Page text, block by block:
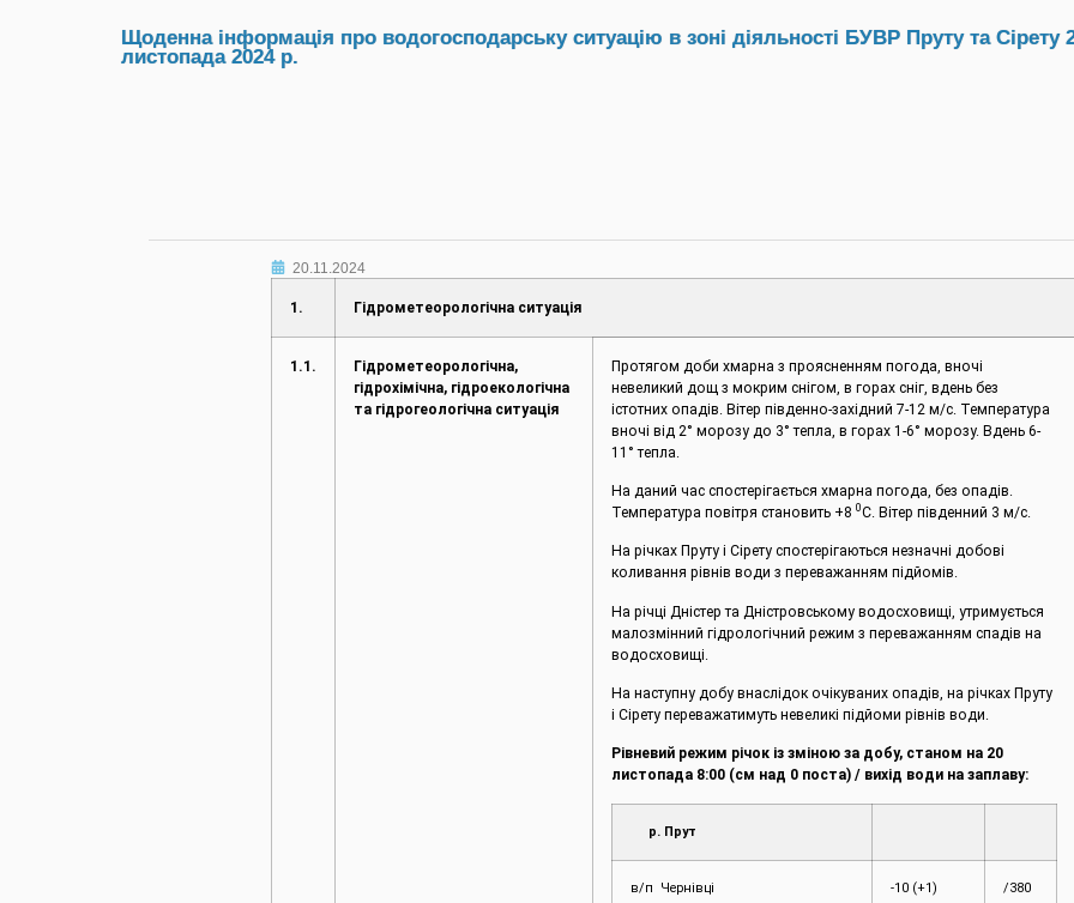
Щоденна інформація про водогосподарську ситуацію в зоні діяльності БУВР Пруту та Сірету
листопада 2024 р.
20.11.2024
1. Гідрометеорологічна ситуація
1.1.
Гідрометеорологічна,
гідрохімічна, гідроекологічна
та гідрогеологічна ситуація
Протягом доби хмарна з проясненням погода, вночі
невеликий дощ з мокрим снігом, в горах сніг, вдень без
істотних опадів. Вітер південно-західний 7-12 м/с. Температура
вночі від 2° морозу до 3° тепла, в горах 1-6° морозу. Вдень 6-
11° тепла.
На даний час спостерігається хмарна погода, без опадів.
Температура повітря становить +80С. Вітер південний 3 м/с.
На річках Пруту і Сірету спостерігаються незначні добові
коливання рівнів води з переважанням підйомів.
На річці Дністер та Дністровському водосховищі, утримується
малозмінний гідрологічний режим з переважанням спадів на
водосховищі.
На наступну добу внаслідок очікуваних опадів, на річках Пруту
і Сірету переважатимуть невеликі підйоми рівнів води.
Рівневий режим річок із зміною за добу, станом на 20
листопада 8:00 (см над 0 поста) / вихід води на заплаву:
р. Прут
в/п Чернівці -10 (+1) /380